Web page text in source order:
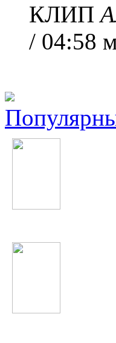
КЛИП
/ 04:58